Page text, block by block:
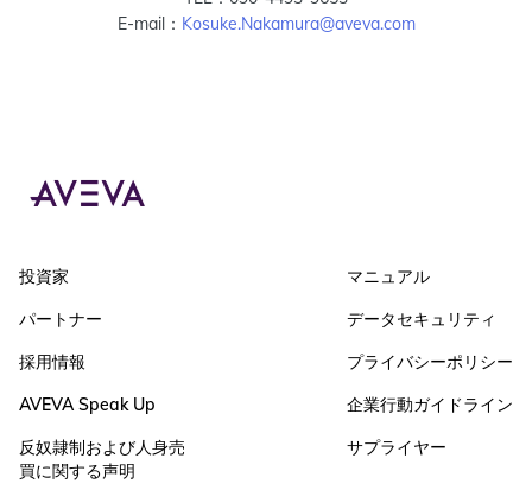
E-mail： Kosuke.Nakamura@aveva.com
投資家
パートナー
採用情報
AVEVA Speak Up
反奴隷制および人身売
買に関する声明
マニュアル
データセキュリティ
プライバシーポリシー
企業行動ガイドライン
サプライヤー